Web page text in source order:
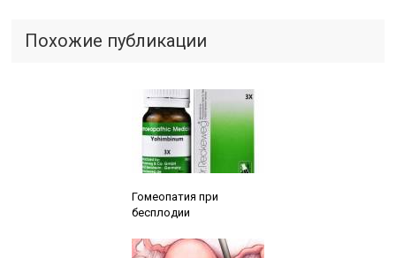
Похожие публикации
Гомеопатия при
бесплодии